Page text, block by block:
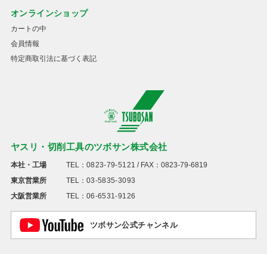
ヤスリ・切削工具のツボサン株式会社
本社・工場 TEL： 0823-79-5121 / FAX：0823-79-6819
東京営業所
TEL： 03-5835-3093
大阪営業所
TEL： 06-6531-9126
ツボサン公式チャンネル
オンラインショップ
カートの中
会員情報
特定商取引法に基づく表記